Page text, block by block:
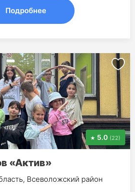
Подробнее
5.0 (22)
«Актив»
Всеволожский район